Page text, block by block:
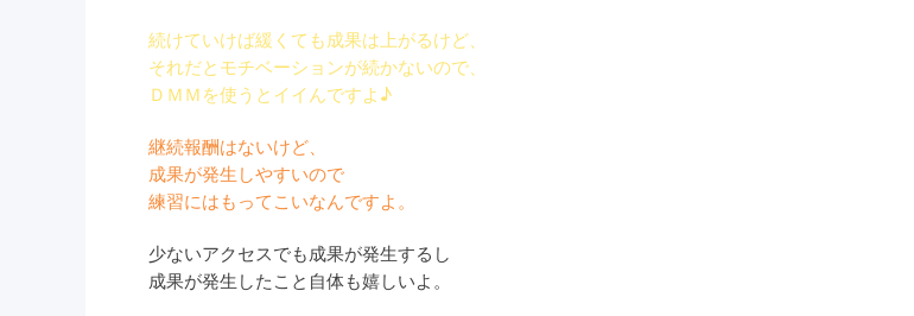
続けていけば緩くても成果は上がるけど、
それだとモチベーションが続かないので、
ＤＭＭを使うとイイんですよ♪
継続報酬はないけど、
成果が発生しやすいので
練習にはもってこいなんですよ。
少ないアクセスでも成果が発生するし
成果が発生したこと自体も嬉しいよ。